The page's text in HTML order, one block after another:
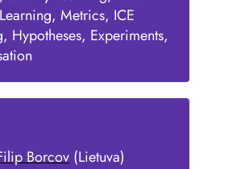
Metrics, ICE
Hypotheses, Experiments,
Borcov (Lietuva)